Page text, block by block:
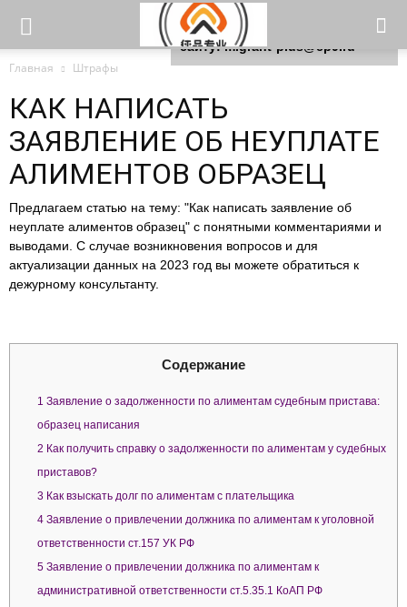
Главная Штрафы
КАК НАПИСАТЬ
ЗАЯВЛЕНИЕ ОБ НЕУПЛАТЕ
АЛИМЕНТОВ ОБРАЗЕЦ
Предлагаем статью на тему: "Как написать заявление об
неуплате алиментов образец" с понятными комментариями и
выводами. С случае возникновения вопросов и для
актуализации данных на 2023 год вы можете обратиться к
дежурному консультанту.
Содержание
1 Заявление о задолженности по алиментам судебным пристава:
образец написания
2 Как получить справку о задолженности по алиментам у судебных
приставов?
3 Как взыскать долг по алиментам с плательщика
4 Заявление о привлечении должника по алиментам к уголовной
ответственности ст.157 УК РФ
5 Заявление о привлечении должника по алиментам к
административной ответственности ст.5.35.1 КоАП РФ
Для любых предложений по
сайту: migrant-plus@cp9.ru